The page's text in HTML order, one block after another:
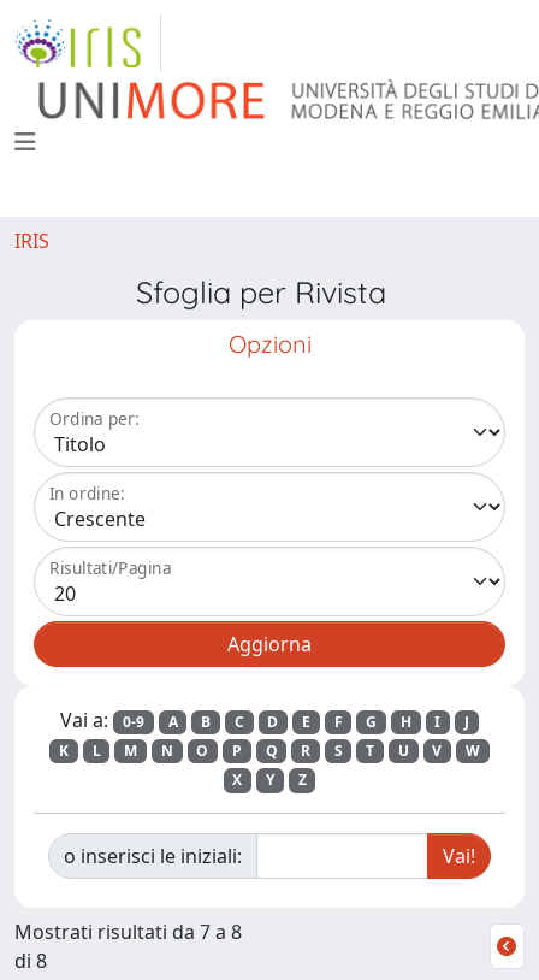
IRIS
Sfoglia per Rivista
Opzioni
Ordina per:
In ordine:
Risultati/Pagina
Vai a: 0-9 A B C D E F G H I
J
K
L M N O P Q R S T U V
W
X
Y Z
o inserisci le iniziali:
Mostrati risultati da 7 a 8
di 8